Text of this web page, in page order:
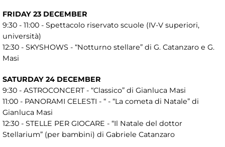
FRIDAY 23 DECEMBER
9:30 - 11:00 - Spettacolo riservato scuole (IV-V superiori,
università)
12:30 - SKYSHOWS - “Notturno stellare” di G. Catanzaro e G.
Masi
SATURDAY 24 DECEMBER
9:30 - ASTROCONCERT - “Classico” di Gianluca Masi
11:00 - PANORAMI CELESTI - “ - “La cometa di Natale” di
Gianluca Masi
12:30 - STELLE PER GIOCARE - “Il Natale del dottor
Stellarium” (per bambini) di Gabriele Catanzaro